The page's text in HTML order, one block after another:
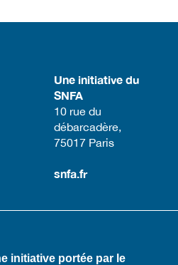
Une initiative du
SNFA
​10 rue du
débarcadère,
75017 Paris​
snfa.fr
initiative portée par le